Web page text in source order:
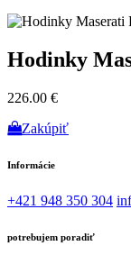
Hodinky
226.00 €
Zakúpiť
Informácie
+421 948 350 304
potrebujem poradiť